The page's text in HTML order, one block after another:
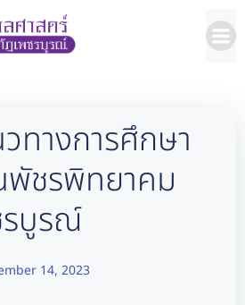
Skip
to
content
ทางการศึกษา
พัชรพิทยาคม
รบูรณ์
14, 2023